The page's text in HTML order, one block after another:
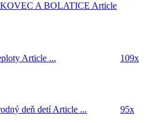
A BOLATICE Article
Article ... 109x
deň detíArticle ... 95x